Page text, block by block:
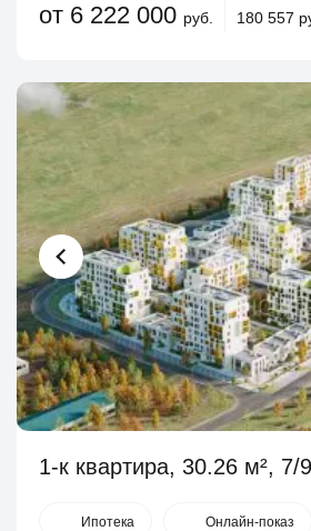
от 6 222 000 руб. 180 557
1-к квартира, 30.26 м², 7/
Ипотека Онлайн-показ